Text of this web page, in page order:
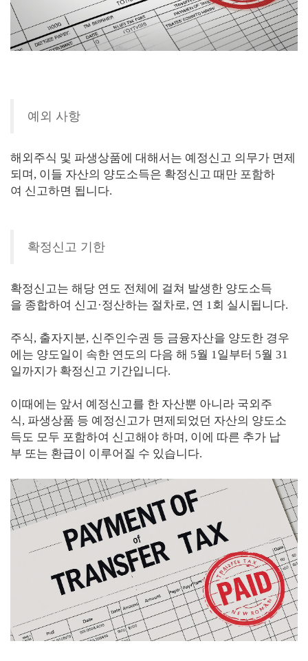
예외 사항
해외주식 및 파생상품에 대해서는 예정신고 의무가 면제
되며, 이들 자산의 양도소득은 확정신고 때만 포함하
여 신고하면 됩니다.
확정신고 기한
확정신고는 해당 연도 전체에 걸쳐 발생한 양도소득
을 종합하여 신고·정산하는 절차로, 연 1회 실시됩니다.
주식, 출자지분, 신주인수권 등 금융자산을 양도한 경우
에는 양도일이 속한 연도의 다음 해 5월 1일부터 5월 31
일까지가 확정신고 기간입니다.
이때에는 앞서 예정신고를 한 자산뿐 아니라 국외주
식, 파생상품 등 예정신고가 면제되었던 자산의 양도소
득도 모두 포함하여 신고해야 하며, 이에 따른 추가 납
부 또는 환급이 이루어질 수 있습니다.